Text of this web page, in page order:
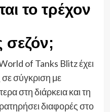
το τρέχον
σεζόν;
of Tanks Blitz έχει
σε σύγκριση με
στη διάρκεια και τη
διαφορές στο